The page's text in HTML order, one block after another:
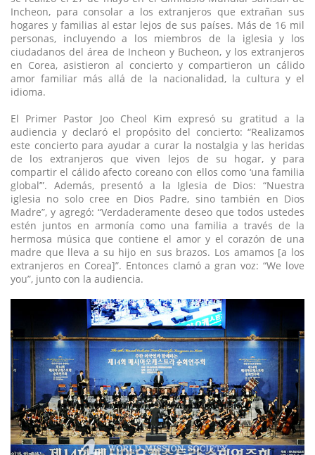
Incheon, para consolar a los extranjeros que extrañan sus
hogares y familias al estar lejos de sus países. Más de 16 mil
personas, incluyendo a los miembros de la iglesia y los
ciudadanos del área de Incheon y Bucheon, y los extranjeros
en Corea, asistieron al concierto y compartieron un cálido
amor familiar más allá de la nacionalidad, la cultura y el
idioma.
El Primer Pastor Joo Cheol Kim expresó su gratitud a la
audiencia y declaró el propósito del concierto: “Realizamos
este concierto para ayudar a curar la nostalgia y las heridas
de los extranjeros que viven lejos de su hogar, y para
compartir el cálido afecto coreano con ellos como ‘una familia
global’”. Además, presentó a la Iglesia de Dios: “Nuestra
iglesia no solo cree en Dios Padre, sino también en Dios
Madre”, y agregó: “Verdaderamente deseo que todos ustedes
estén juntos en armonía como una familia a través de la
hermosa música que contiene el amor y el corazón de una
madre que lleva a su hijo en sus brazos. Los amamos [a los
extranjeros en Corea]”. Entonces clamó a gran voz: “We love
you”, junto con la audiencia.